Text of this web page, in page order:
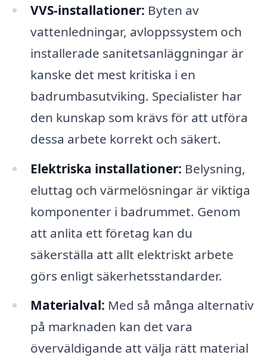
VVS-installationer: Byten av
vattenledningar, avloppssystem och
installerade sanitetsanläggningar är
kanske det mest kritiska i en
badrumbasutviking. Specialister har
den kunskap som krävs för att utföra
dessa arbete korrekt och säkert.
Elektriska installationer: Belysning,
eluttag och värmelösningar är viktiga
komponenter i badrummet. Genom
att anlita ett företag kan du
säkerställa att allt elektriskt arbete
görs enligt säkerhetsstandarder.
Materialval: Med så många alternativ
på marknaden kan det vara
överväldigande att välja rätt material